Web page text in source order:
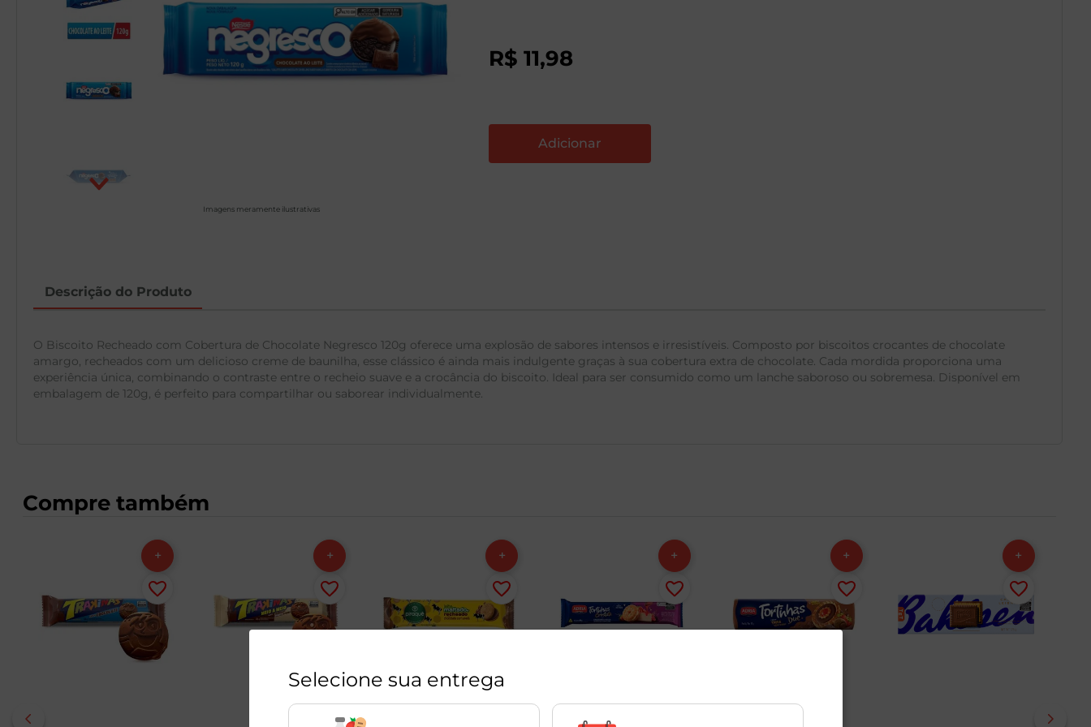
Imagens meramente ilustrativas
R$ 11,98
Descrição do Produto
O Biscoito Recheado com Cobertura de Chocolate Negresco 120g oferece uma explosão de sabores intensos e irresistíveis. Composto por biscoitos crocantes de chocolate
amargo, recheados com um delicioso creme de baunilha, esse clássico é ainda mais indulgente graças à sua cobertura extra de chocolate. Cada mordida proporciona uma
experiência única, combinando o contraste entre o recheio suave e a crocância do biscoito. Ideal para ser consumido como um lanche saboroso ou sobremesa. Disponível em
embalagem de 120g, é perfeito para compartilhar ou saborear individualmente.
Compre também
Selecione sua entrega